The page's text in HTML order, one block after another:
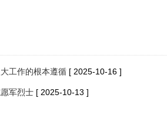
工作的根本遵循 [ 2025-10-16 ]
军烈士 [ 2025-10-13 ]